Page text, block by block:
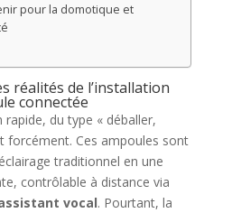
pour la domotique et
réalités de l’installation
connectée
rapide, du type « déballer,
forcément. Ces ampoules sont
traditionnel en une
contrôlable à distance via
vocal. Pourtant, la